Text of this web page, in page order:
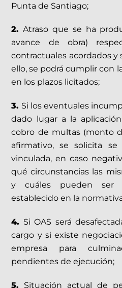
Punta de Santiago;
2. Atraso que se ha
avance de obra)
contractuales acordados y
ello, se podrá cumplir con
en los plazos licitados;
3. Si los eventuales
dado lugar a la
cobro de multas (monto
afirmativo, se solicita
vinculada, en caso
qué circunstancias las
y cuáles pueden
establecido en la
4. Si OAS será
cargo y si existe
empresa para
pendientes de ejecución;
5. Situación actual de